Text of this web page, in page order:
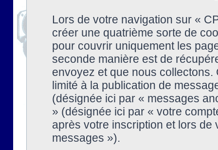
Lors de votre navigation sur «
créer une quatrième sorte de
pour couvrir uniquement les
seconde manière est de
envoyez et que nous collectons.
limité à la publication de
(désignée ici par « messages
» (désignée ici par « votre
après votre inscription et lors
messages »).